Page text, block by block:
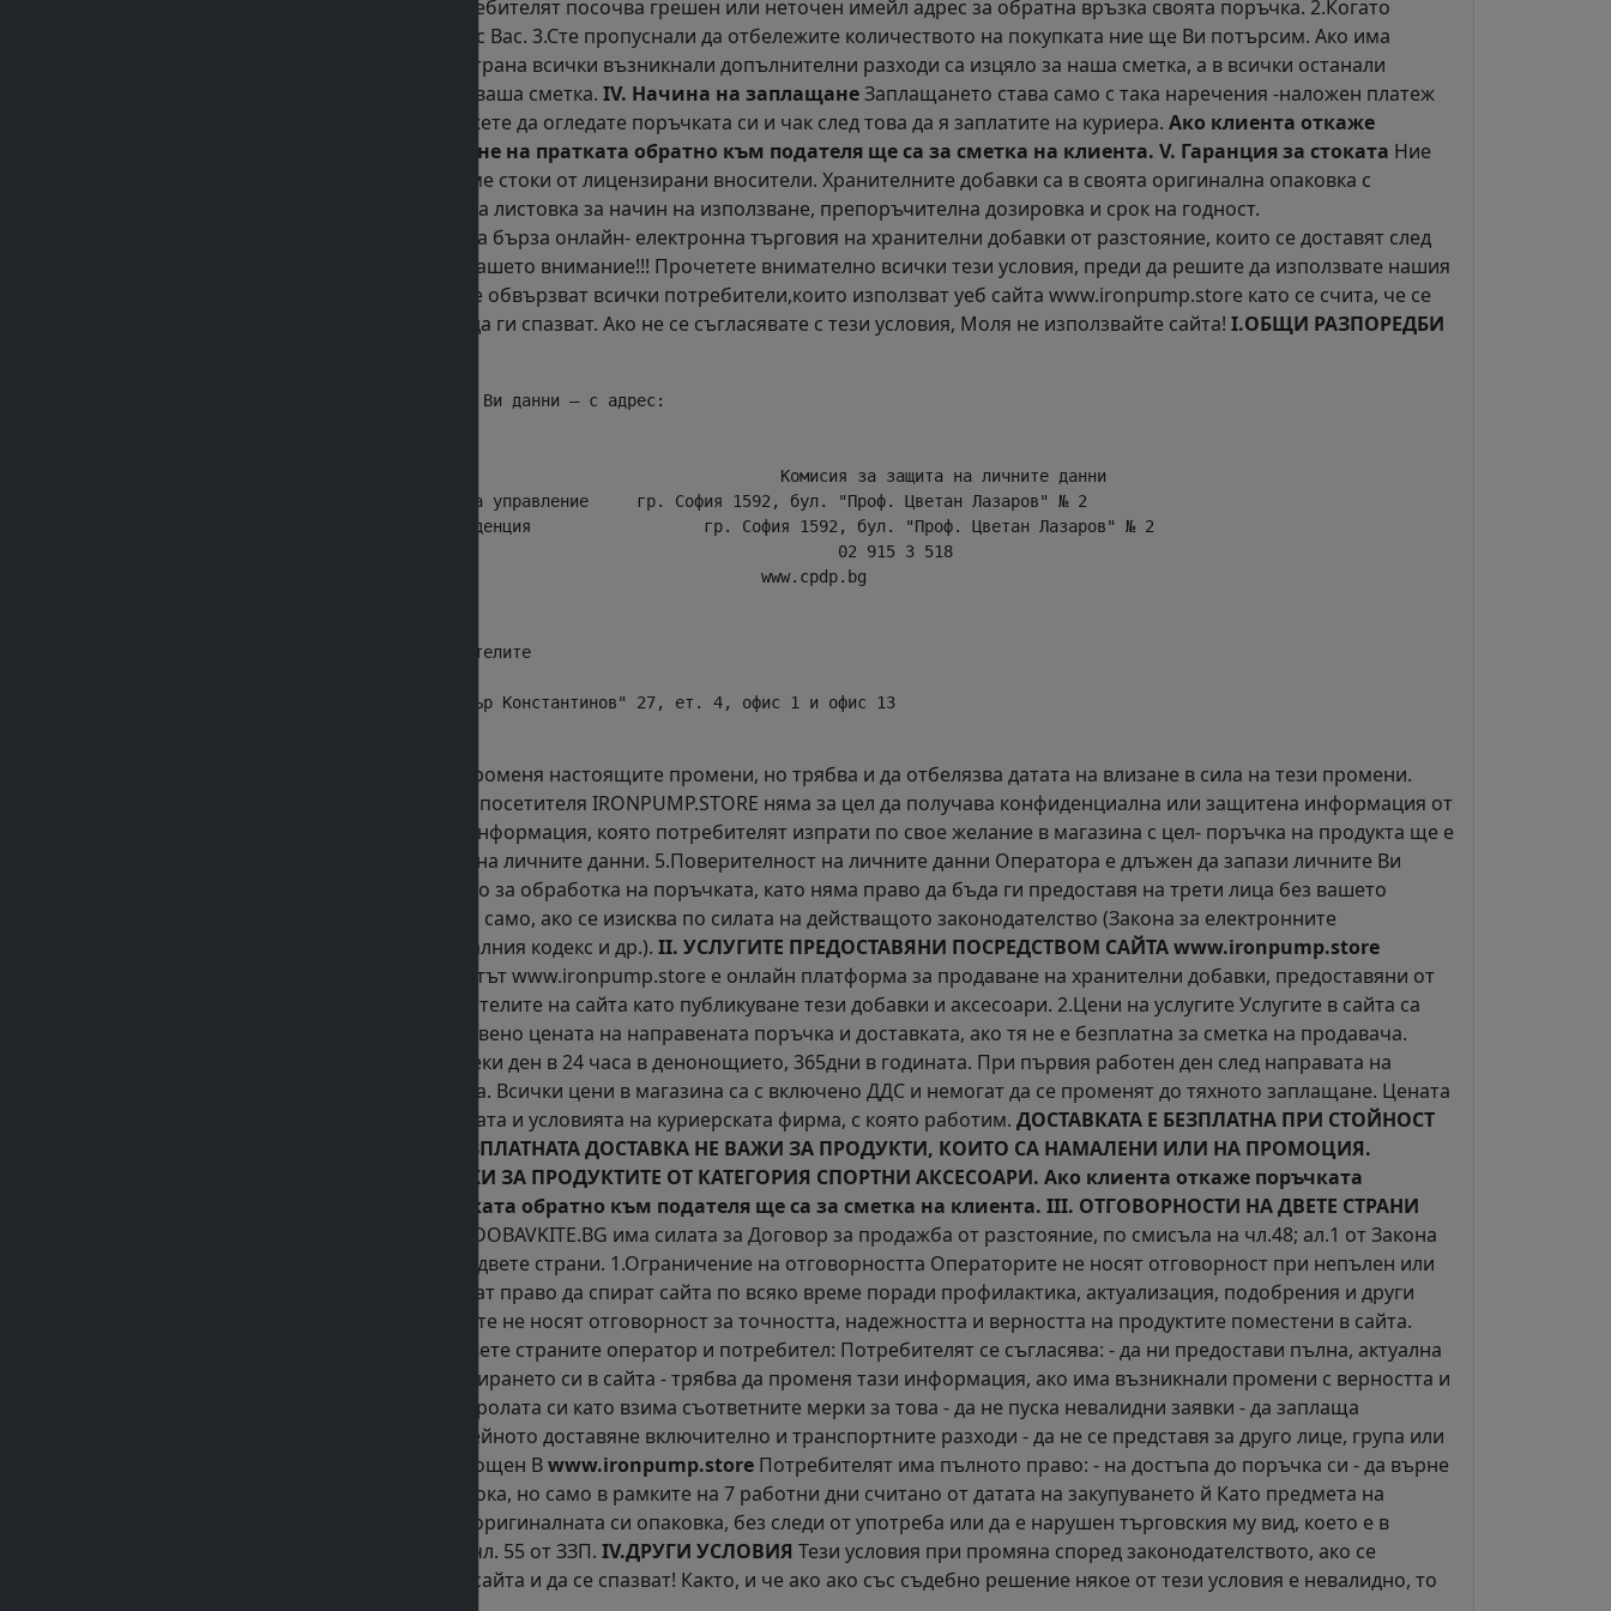
поръчката настъпват, ако: 1.Потребителят посочва грешен или неточен имейл адрес за обратна връзка своята поръчка. 2.Когато
липсва обратен контакт-телефон с Вас. 3.Сте пропуснали да отбележите количеството на покупката ние ще Ви потърсим. Ако има
проблеми с доставката от наша страна всички възникнали допълнителни разходи са изцяло за наша сметка, а в всички останали
допълнителни изпращания са за ваша сметка. IV. Начина на заплащанеЗаплащането става само с така наречения -наложен платеж
на куриера при доставка. Вие можете да огледате поръчката си и чак след това да я заплатите на куриера. Ако клиента откаже
поръчката разходите за връщане на пратката обратно към подателя ще са за сметка на клиента. V. Гаранция за стоката Ние
от www.ironpump.store предлагаме стоки от лицензирани вносители. Хранителните добавки са в своята оригинална опаковка с
необходимата към тях прикрепена листовка за начин на използване, препоръчителна дозировка и срок на годност.
е уеб сайт за бърза онлайн- електронна търговия на хранителни добавки от разстояние, които се доставят след
като Потребителя потвърди. На вашето внимание!!! Прочетете внимателно всички тези условия, преди да решите да използвате нашия
онлайн магазин. С тези условия се обвързват всички потребители,които използват уеб сайта www.ironpump.store като се счита, че се
съгласяват и приемат условията да ги спазват. Ако не се съгласявате с тези условия, Моля не използвайте сайта! I.ОБЩИ РАЗПОРЕДБИ
1. Комисията за защита на личните Ви данни – с адрес:
               Наименование                                      Комисия за защита на личните данни
               Седалище и адрес на управление     гр. София 1592, бул. "Проф. Цветан Лазаров" № 2
                Адрес за кореспонденция                  гр. София 1592, бул. "Проф. Цветан Лазаров" № 2
                Телефон                                                02 915 3 518
                Интернет страница                              www.cpdp.bg
2. Комисията за защита на потребителите
Адрес: 5800 гр.Плевен  ул. "Димитър Константинов" 27, ет. 4, офис 1 и офис 13
3.Операторът на сайта може да променя настоящите промени, но трябва и да отбелязва датата на влизане в сила на тези промени.
4.Информация, която предоставя посетителя IRONPUMP.STORE няма за цел да получава конфиденциална или защитена информация от
своите посетители. Всяка лична информация, която потребителят изпрати по свое желание в магазина с цел- поръчка на продукта ще е
под закрила на Закона за защита на личните данни. 5.Поверителност на личните данни Оператора е длъжен да запази личните Ви
данни и да ги използва единствено за обработка на поръчката, като няма право да бъда ги предоставя на трети лица без вашето
съгласие. Изключение прави това само, ако се изисква по силата на действащото законодателство (Закона за електронните
съобщения, Наказатело-процесуалния кодекс и др.). II. УСЛУГИТЕ ПРЕДОСТАВЯНИ ПОСРЕДСТВОМ САЙТА www.ironpump.store
1.Характеристики на услугите Сайтът www.ironpump.store е онлайн платформа за продаване на хранителни добавки, предоставяни от
различни Доставчици на потребителите на сайта като публикуване тези добавки и аксесоари. 2.Цени на услугите Услугите в сайта са
безплатни, Вие заплащате единствено цената на направената поръчка и доставката, ако тя не е безплатна за сметка на продавача.
3.Поръчка Поръчки приемаме всеки ден в 24 часа в денонощието, 365дни в годината. При първия работен ден след направата на
поръчката тя ще бъде обработена. Всички цени в магазина са с включено ДДС и немогат да се променят до тяхното заплащане. Цената
за доставка се определя от тарифата и условията на куриерската фирма, с която работим. ДОСТАВКАТА Е БЕЗПЛАТНА ПРИ СТОЙНОСТ
НА ПОРЪЧКАТА НАД 60,00ЛВ. БЕЗПЛАТНАТА ДОСТАВКА НЕ ВАЖИ ЗА ПРОДУКТИ, КОИТО СА НАМАЛЕНИ ИЛИ НА ПРОМОЦИЯ.
БЕЗПЛАТНАТА ДОСТАВКА НЕ ВАЖИ ЗА ПРОДУКТИТЕ ОТ КАТЕГОРИЯ СПОРТНИ АКСЕСОАРИ. Ако клиента откаже поръчката
разходите за връщане на пратката обратно към подателя ще са за сметка на клиента. III. ОТГОВОРНОСТИ НА ДВЕТЕ СТРАНИ
Всяка поръчка на Потребителя в DOBAVKITE.BG има силата за Договор за продажба от разстояние, по смисъла на чл.48; ал.1 от Закона
за защита на потребителя между двете страни. 1.Ограничение на отговорността Операторите не носят отговорност при непълен или
прекъснат достъп до сайта. Те имат право да спират сайта по всяко време поради профилактика, актуализация, подобрения и други
технически поправки. Операторите не носят отговорност за точността, надежността и верността на продуктите поместени в сайта.
2.Правата и отговорностите на двете страните оператор и потребител: Потребителят се съгласява: - да ни предостави пълна, актуална
и вярна информация при регистрирането си в сайта - трябва да променя тази информация, ако има възникнали промени с верността и
- да отговаря за опазването на паролата си като взима съответните мерки за това - да не пуска невалидни заявки - да заплаща
заявената от него поръчка при нейното доставяне включително и транспортните разходи - да не се представя за друго лице, група или
юридическо лице, ако не е упълмощен Вwww.ironpump.store Потребителят има пълното право: - на достъпа до поръчка си - да върне
или замени закупената от него стока, но само в рамките на 7 работни дни считано от датата на закупуването й Като предмета на
сделката трябва да не ползван, в оригиналната си опаковка, без следи от употреба или да е нарушен търговския му вид, което е в
съответствие с разпоредбите на чл. 55 от ЗЗП. IV.ДРУГИ УСЛОВИЯ Тези условия при промяна според законодателството, ако се
променят трябва да се отразят в сайта и да се спазват! Както, и че ако ако със съдебно решение някое от тези условия е невалидно, то